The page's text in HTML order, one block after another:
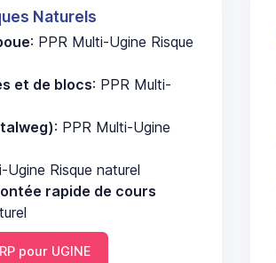
Naturels
: PPR Multi-Ugine Risque
et de blocs: PPR Multi-
: PPR Multi-Ugine
Ugine Risque naturel
rapide de cours
pour UGINE